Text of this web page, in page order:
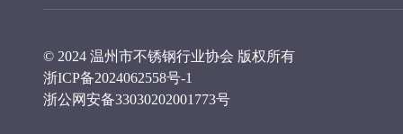
© 2024 温州市不锈钢行业协会 版权所有
浙ICP备2024062558号-1
浙公网安备33030202001773号